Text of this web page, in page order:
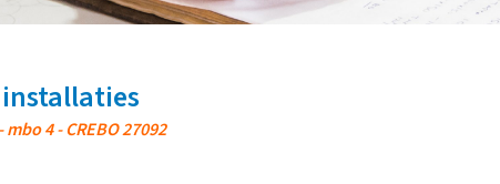
4 - CREBO 27092